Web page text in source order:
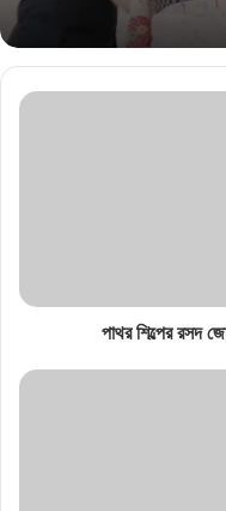
পাথর শিল্পের রসদ